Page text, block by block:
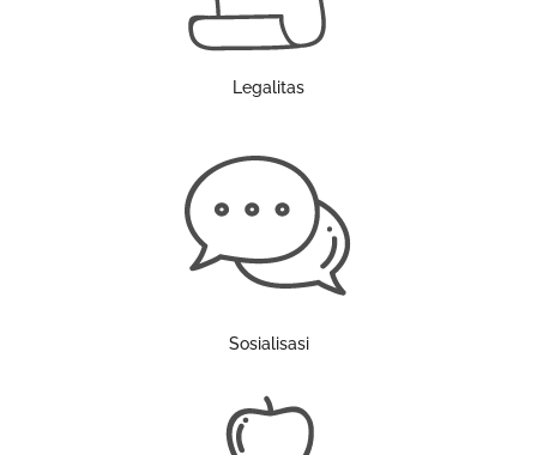
Legalitas
Sosialisasi